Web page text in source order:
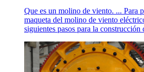
Que es un molino de viento. ... Para
maqueta del molino de viento
siguientes pasos para la construcción